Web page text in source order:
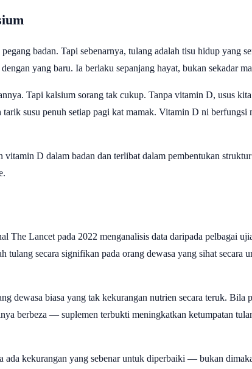
badan. Tapi sebenarnya, tulang adalah tisu hidup yang
yang baru. Ia berlaku sepanjang hayat, bukan sekadar
Tapi kalsium sorang tak cukup. Tanpa vitamin D, usus
susu penuh setiap pagi kat mamak. Vitamin D ni berfungsi
D dalam badan dan terlibat dalam pembentukan
The Lancet pada 2022 menganalisis data daripada pelbagai
secara signifikan pada orang dewasa yang sihat secara
dewasa biasa yang tak kekurangan nutrien secara teruk. Bila
berbeza — suplemen terbukti meningkatkan ketumpatan
kekurangan yang sebenar untuk diperbaiki — bukan